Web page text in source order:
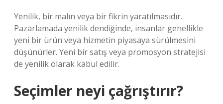
Yenilik, bir malın veya bir fikrin yaratılmasıdır.
Pazarlamada yenilik dendiğinde, insanlar genellikle
yeni bir ürün veya hizmetin piyasaya sürülmesini
düşünürler. Yeni bir satış veya promosyon stratejisi
de yenilik olarak kabul edilir.
Seçimler neyi çağrıştırır?